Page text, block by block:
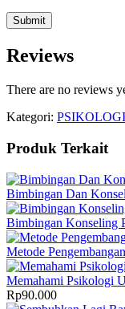
Reviews
There are no reviews
Kategori:
Produk Terkait
Bimbingan Dan
Bimbingan Konseling
Metode
Memahami Psikologi
Rp90.000